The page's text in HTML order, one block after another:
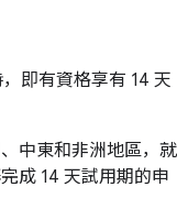
即有資格享有 14 天
中東和非洲地區，就
成 14 天試用期的申